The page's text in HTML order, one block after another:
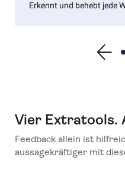
Erkennt und behebt jede
Show next
Vier Extratools.
Feedback allein ist
aussagekräftiger mit